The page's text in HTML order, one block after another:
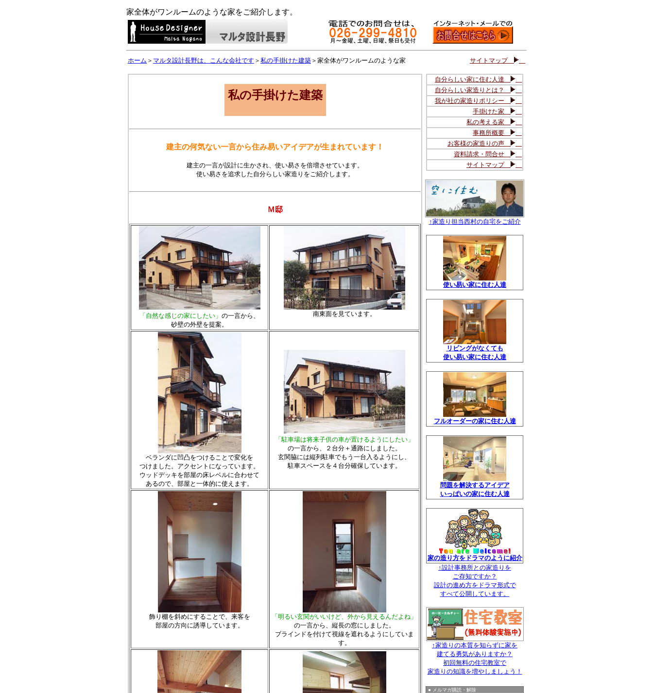
家全体がワンルームのような家をご紹介します。
ホーム ＞ マルタ設計長野は、こんな会社です ＞ 私の手掛けた建築 ＞家全体がワンルームのような家 サイトマップ
私の手掛けた建築
建主の何気ない一言から住み易いアイデアが生まれています！
建主の一言が設計に生かされ、使い易さを倍増させています。
使い易さを追求した自分らしい家造りをご紹介します。
Ｍ邸
「自然な感じの家にしたい」 の一言から、
砂壁の外壁を提案。
南東面を見ています。
ベランダに凹凸をつけることで変化を
つけました。アクセントになっています。
ウッドデッキを部屋の床レベルに合わせて
あるので、部屋と一体的に使えます。
「駐車場は将来子供の車が置けるようにしたい」
の一言から、２台分＋通路にしました。
玄関脇には縦列駐車でもう一台入るようにし、
駐車スペースを４台分確保しています。
飾り棚を斜めにすることで、来客を
部屋の方向に誘導しています。
「明るい玄関がいいけど、外から見えるんだよね」
の一言から、縦長の窓にしました。
ブラインドを付けて視線を遮れるようにしていま
す。
自分らしい家に住む人達
自分らしい家造りとは？
我が社の家造りポリシー
手掛けた家
私の考える家
事務所概要
お客様の家造りの声
資料請求・問合せ
サイトマップ
↑家造り担当西村の自宅をご紹介
使い易い家に住む人達
リビングがなくても
使い易い家に住む人達
フルオーダーの家に住む人達
問題を解決するアイデア
いっぱいの家に住む人達
家の造り方をドラマのように紹介
↑設計事務所との家造りを
ご存知ですか？
設計の進め方をドラマ形式で
すべて公開しています。
↑家造りの本質を知らずに家を
建てる勇気がありますか？
初回無料の住宅教室で
家造りの知識を増やしましょう！
メルマガ購読・解除